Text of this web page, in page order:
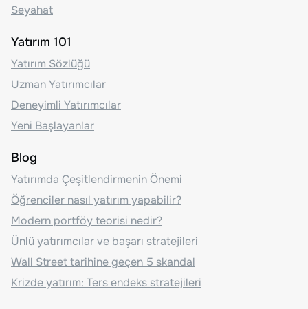
Seyahat
Yatırım 101
Yatırım Sözlüğü
Uzman Yatırımcılar
Deneyimli Yatırımcılar
Yeni Başlayanlar
Blog
Yatırımda Çeşitlendirmenin Önemi
Öğrenciler nasıl yatırım yapabilir?
Modern portföy teorisi nedir?
Ünlü yatırımcılar ve başarı stratejileri
Wall Street tarihine geçen 5 skandal
Krizde yatırım: Ters endeks stratejileri